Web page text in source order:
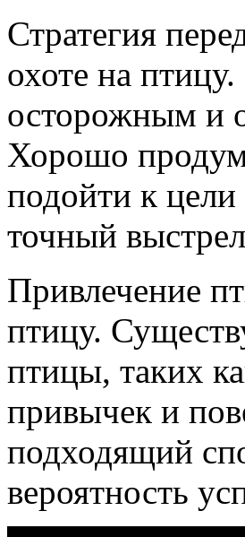
Стратегия
охоте на
осторожным и
Хорошо
подойти к цели
точный
Привлечение
птицу.
птицы, таких
привычек и
подходящий
вероятность